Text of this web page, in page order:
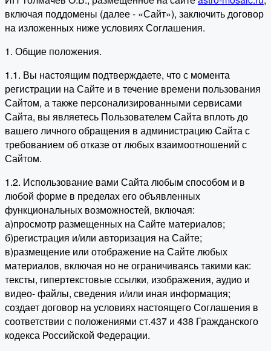
включая поддомены (далее - «Сайт»), заключить договор
на изложенных ниже условиях Соглашения.
1. Общие положения.
1.1. Вы настоящим подтверждаете, что с момента
регистрации на Сайте и в течение времени пользования
Сайтом, а также персонализированными сервисами
Сайта, вы являетесь Пользователем Сайта вплоть до
вашего личного обращения в администрацию Сайта с
требованием об отказе от любых взаимоотношений с
Сайтом.
1.2. Использование вами Сайта любым способом и в
любой форме в пределах его объявленных
функциональных возможностей, включая:
а)просмотр размещенных на Сайте материалов;
б)регистрация и/или авторизация на Сайте;
в)размещение или отображение на Сайте любых
материалов, включая но не ограничиваясь такими как:
тексты, гипертекстовые ссылки, изображения, аудио и
видео- файлы, сведения и/или иная информация;
создает договор на условиях настоящего Соглашения в
соответствии с положениями ст.437 и 438 Гражданского
кодекса Российской Федерации.